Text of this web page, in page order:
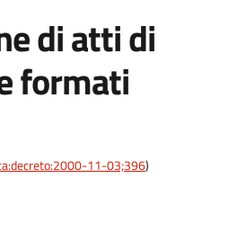
di atti di
formati
11-03;396)